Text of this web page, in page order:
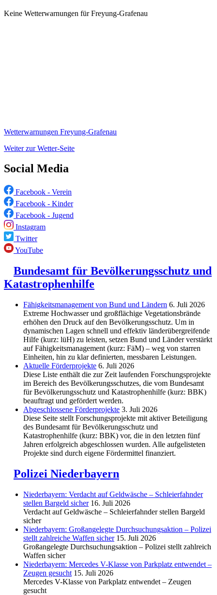
Keine Wetterwarnungen für Freyung-Grafenau
Wetterwarnungen Freyung-Grafenau
Weiter zur Wetter-Seite
Social Media
Facebook - Verein
Facebook - Kinder
Facebook - Jugend
Instagram
Twitter
YouTube
Bundesamt für Bevölkerungsschutz und
Katastrophenhilfe
Fähigkeitsmanagement von Bund und Ländern 6. Juli 2026
Extreme Hochwasser und großflächige Vegetationsbrände
erhöhen den Druck auf den Bevölkerungsschutz. Um in
dynamischen Lagen schnell und effektiv länderübergreifende
Hilfe (kurz: lüH) zu leisten, setzen Bund und Länder verstärkt
auf Fähigkeitsmanagement (kurz: FäM) – weg von starren
Einheiten, hin zu klar definierten, messbaren Leistungen.
Aktuelle Förderprojekte 6. Juli 2026
Diese Liste enthält die zur Zeit laufenden Forschungsprojekte
im Bereich des Be­völkerungs­schutzes, die vom Bundesamt
für Bevölkerungsschutz und Katastrophenhilfe (kurz: BBK)
beauftragt und gefördert werden.
Abgeschlos­sene Förderprojekte 3. Juli 2026
Diese Seite stellt Forschungsprojekte mit aktiver Beteiligung
des Bundesamt für Bevölkerungsschutz und
Katastrophenhilfe (kurz: BBK) vor, die in den letzten fünf
Jahren erfolgreich abgeschlossen wurden. Alle aufgelisteten
Projekte sind durch eigene Fördermittel finanziert.
Polizei Niederbayern
Niederbayern: Verdacht auf Geldwäsche – Schleierfahnder
stellen Bargeld sicher 16. Juli 2026
Verdacht auf Geldwäsche – Schleierfahnder stellen Bargeld
sicher
Niederbayern: Großangelegte Durchsuchungsaktion – Polizei
stellt zahlreiche Waffen sicher 15. Juli 2026
Großangelegte Durchsuchungsaktion – Polizei stellt zahlreich
Waffen sicher
Niederbayern: Mercedes V-Klasse von Parkplatz entwendet –
Zeugen gesucht 15. Juli 2026
Mercedes V-Klasse von Parkplatz entwendet – Zeugen
gesucht